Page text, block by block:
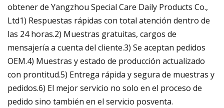
obtener de Yangzhou Special Care Daily Products Co.,
Ltd1) Respuestas rápidas con total atención dentro de
las 24 horas.2) Muestras gratuitas, cargos de
mensajería a cuenta del cliente.3) Se aceptan pedidos
OEM.4) Muestras y estado de producción actualizado
con prontitud.5) Entrega rápida y segura de muestras y
pedidos.6) El mejor servicio no solo en el proceso de
pedido sino también en el servicio posventa.